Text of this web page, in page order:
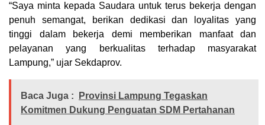
“Saya minta kepada Saudara untuk terus bekerja dengan
penuh semangat, berikan dedikasi dan loyalitas yang
tinggi dalam bekerja demi memberikan manfaat dan
pelayanan yang berkualitas terhadap masyarakat
Lampung,” ujar Sekdaprov.
Baca Juga :
Provinsi Lampung Tegaskan
Komitmen Dukung Penguatan SDM Pertahanan